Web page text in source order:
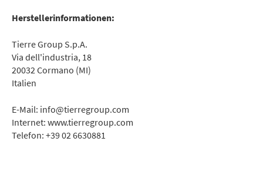
Herstellerinformationen:
Tierre Group S.p.A.
Via dell'industria, 18
20032 Cormano (MI)
Italien
E-Mail: info@tierregroup.com
Internet: www.tierregroup.com
Telefon: +39 02 6630881